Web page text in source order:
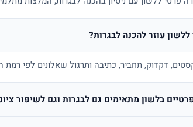
עוזר להכנה לבגרות?
דקדוק, תחביר, כתיבה ותרגול שאלונים לפי רמת
בלשון מתאימים גם לבגרות וגם לשיפור